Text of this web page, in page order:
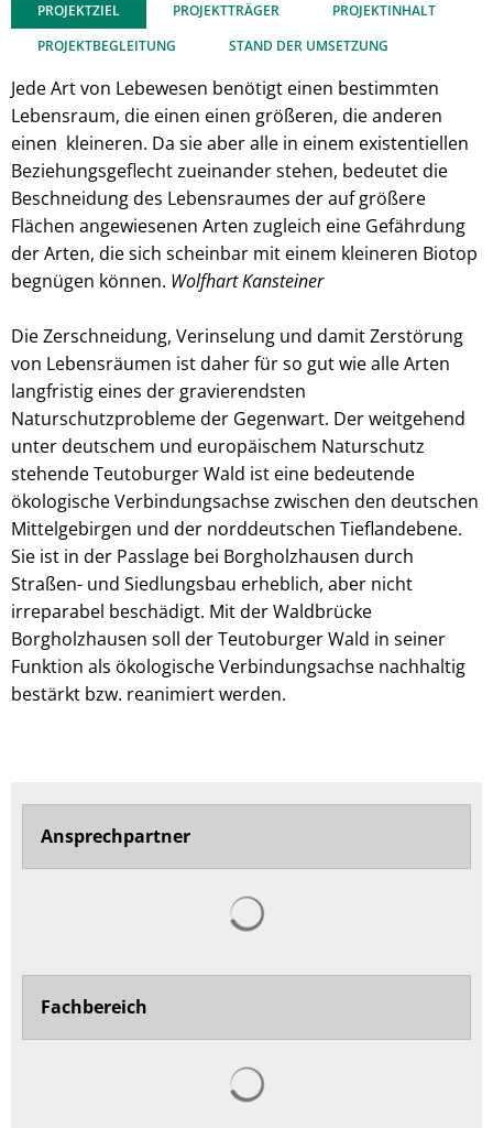
PROJEKTZIEL PROJEKTTRÄGER
PROJEKTINHALT
PROJEKTBEGLEITUNG
STAND DER UMSETZUNG
Jede Art von Lebewesen benötigt einen bestimmten
Lebensraum, die einen einen größeren, die anderen
einen kleineren. Da sie aber alle in einem existentiellen
Beziehungsgeflecht zueinander stehen, bedeutet die
Beschneidung des Lebensraumes der auf größere
Flächen angewiesenen Arten zugleich eine Gefährdung
der Arten, die sich scheinbar mit einem kleineren Biotop
begnügen können. Wolfhart Kansteiner
Die Zerschneidung, Verinselung und damit Zerstörung
von Lebensräumen ist daher für so gut wie alle Arten
langfristig eines der gravierendsten
Naturschutzprobleme der Gegenwart. Der weitgehend
unter deutschem und europäischem Naturschutz
stehende Teutoburger Wald ist eine bedeutende
ökologische Verbindungsachse zwischen den deutschen
Mittelgebirgen und der norddeutschen Tieflandebene.
Sie ist in der Passlage bei Borgholzhausen durch
Straßen- und Siedlungsbau erheblich, aber nicht
irreparabel beschädigt. Mit der Waldbrücke
Borgholzhausen soll der Teutoburger Wald in seiner
Funktion als ökologische Verbindungsachse nachhaltig
bestärkt bzw. reanimiert werden.
Ansprechpartner
Fachbereich